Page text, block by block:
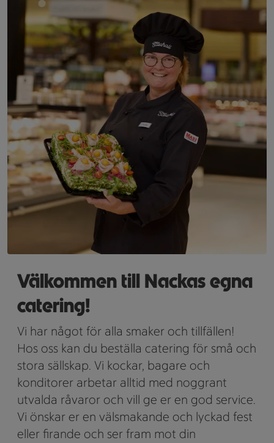
Välkommen till Nackas egna
catering!
Vi har något för alla smaker och tillfällen!
Hos oss kan du beställa catering för små och
stora sällskap. Vi kockar, bagare och
konditorer arbetar alltid med noggrant
utvalda råvaror och vill ge er en god service.
Vi önskar er en välsmakande och lyckad fest
eller firande och ser fram mot din